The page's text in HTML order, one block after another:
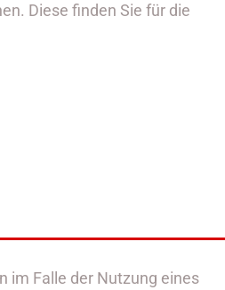
Diese finden Sie für die
im Falle der Nutzung eines